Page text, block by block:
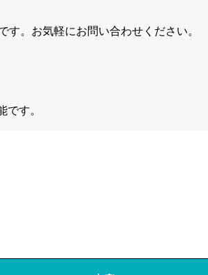
。お気軽にお問い合わせください。
です。